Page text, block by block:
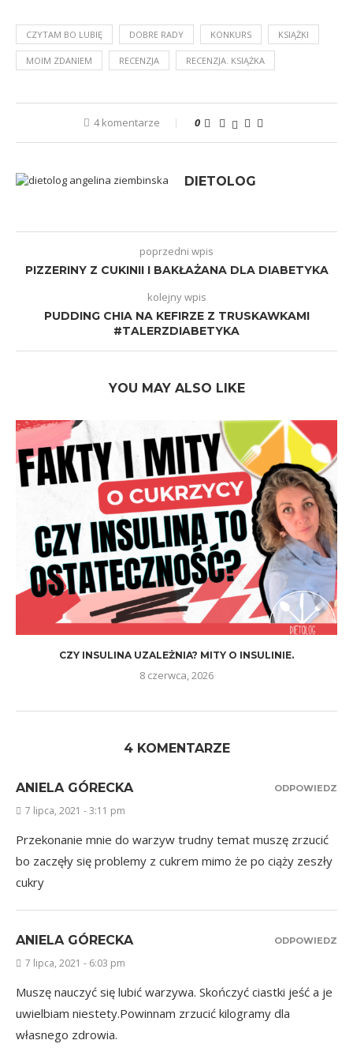
CZYTAM BO LUBIĘ DOBRE RADY KONKURS KSIĄŻKI
MOIM ZDANIEM RECENZJA RECENZJA. KSIĄŻKA
4 komentarze 0
DIETOLOG
poprzedni wpis
PIZZERINY Z CUKINII I BAKŁAŻANA DLA DIABETYKA
kolejny wpis
PUDDING CHIA NA KEFIRZE Z TRUSKAWKAMI
#TALERZDIABETYKA
YOU MAY ALSO LIKE
CZY INSULINA UZALEŻNIA? MITY O INSULINIE.
8 czerwca, 2026
4 KOMENTARZE
ANIELA GÓRECKA
7 lipca, 2021 - 3:11 pm
Przekonanie mnie do warzyw trudny temat muszę zrzucić
bo zaczęły się problemy z cukrem mimo że po ciąży zeszły
cukry
ODPOWIEDZ
ANIELA GÓRECKA
7 lipca, 2021 - 6:03 pm
Muszę nauczyć się lubić warzywa. Skończyć ciastki jeść a je
uwielbiam niestety.Powinnam zrzucić kilogramy dla
własnego zdrowia.
ODPOWIEDZ